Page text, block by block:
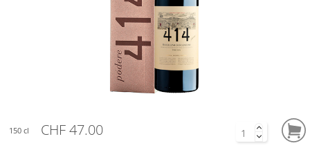
150 cl CHF 47.00